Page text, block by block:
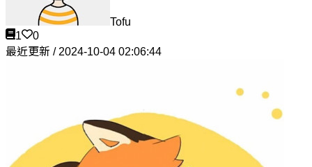
Tofu
1
0
最近更新 / 2024-10-04 02:06:44